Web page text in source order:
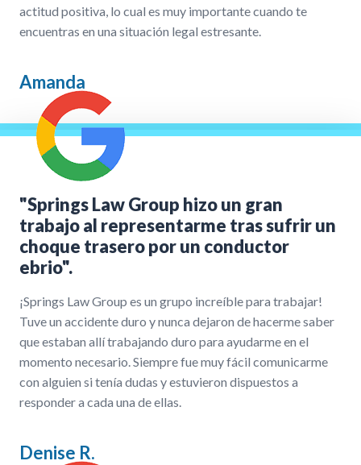
actitud positiva, lo cual es muy importante cuando te
encuentras en una situación legal estresante.
Amanda
"Springs Law Group hizo un gran
trabajo al representarme tras sufrir un
choque trasero por un conductor
ebrio".
¡Springs Law Group es un grupo increíble para trabajar!
Tuve un accidente duro y nunca dejaron de hacerme saber
que estaban allí trabajando duro para ayudarme en el
momento necesario. Siempre fue muy fácil comunicarme
con alguien si tenía dudas y estuvieron dispuestos a
responder a cada una de ellas.
Denise R.